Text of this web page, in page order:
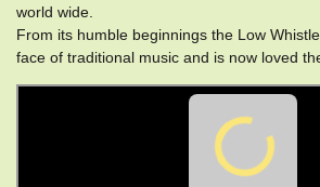
world wide.
​From its humble beginnings the Low
face of traditional music and is now loved